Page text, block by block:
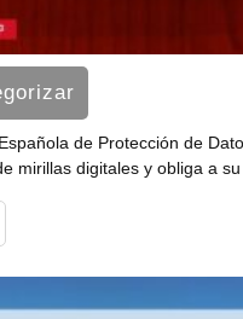
de Protección de
mirillas digitales y obliga a su